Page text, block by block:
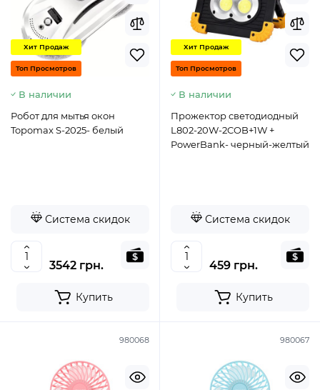
Хит Продаж
Топ Просмотров
В наличии
Робот для мытья окон
Topomax S-2025- белый
Система скидок
3542 грн.
Купить
Хит Продаж
Топ Просмотров
В наличии
Прожектор светодиодный
L802-20W-2COB+1W +
PowerBank- черный-желтый
Система скидок
459 грн.
Купить
980068 980067